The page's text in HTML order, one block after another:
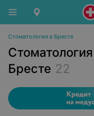
Стоматология в Бресте
Бресте 22